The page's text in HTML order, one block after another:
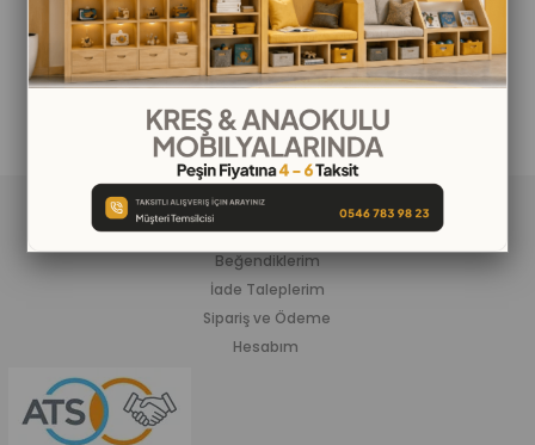
ALIŞVERİŞ BİLGİLERİ
Siparişlerim
Beğendiklerim
İade Taleplerim
Sipariş ve Ödeme
Hesabım